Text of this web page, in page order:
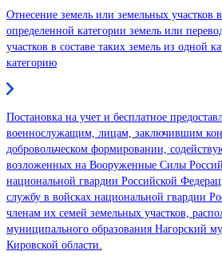
Отнесение земель или земельных участков
определенной категории земель или
участков в составе таких земель из одной
категорию
Постановка на учет и бесплатное
военнослужащим, лицам, заключившим
добровольческом формировании,
возложенных на Вооруженные Силы
национальной гвардии Российской
службу в войсках национальной гвардии
членам их семей земельных участков,
муниципального образования Нагорский
Кировской области.